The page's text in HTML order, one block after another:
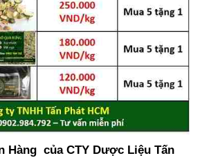
Hàng của CTY Dược Liệu Tấn